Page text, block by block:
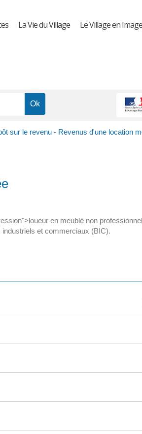
La Vie du Village Le Village en
sur le revenu - Revenus d'une location
en meublé non
et commerciaux (BIC).